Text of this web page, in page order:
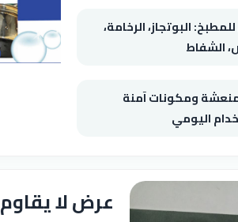
البوتجاز، الرخامة،
الشفاط
ومكونات آمنة
اليومي
عرض لا يقاوم